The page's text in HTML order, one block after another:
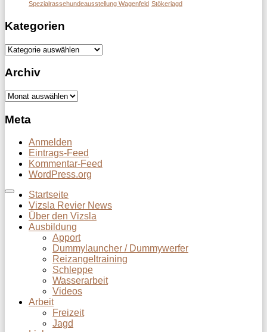
Spezialrassehundeausstellung Wagenfeld Stökerjagd
Kategorien
Kategorien
Archiv
Archiv
Meta
Anmelden
Eintrags-Feed
Kommentar-Feed
WordPress.org
Startseite
Vizsla Revier News
Über den Vizsla
Ausbildung
Apport
Dummylauncher / Dummywerfer
Reizangeltraining
Schleppe
Wasserarbeit
Videos
Arbeit
Freizeit
Jagd